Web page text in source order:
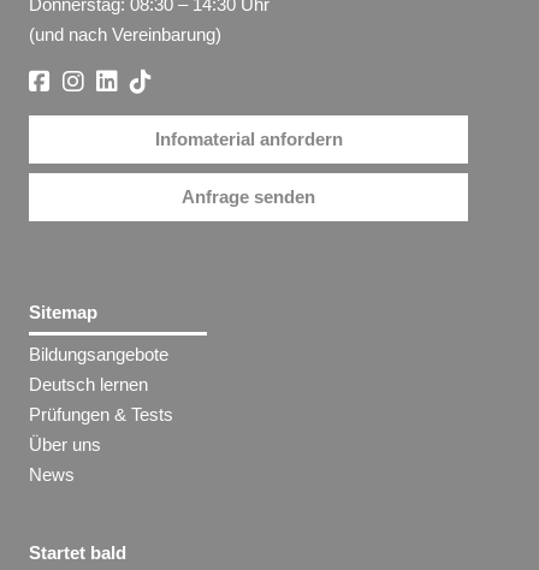
(und nach Vereinbarung)
Infomaterial anfordern
Anfrage senden
Sitemap
Bildungsangebote
Deutsch lernen
Prüfungen & Tests
Über uns
News
Startet bald